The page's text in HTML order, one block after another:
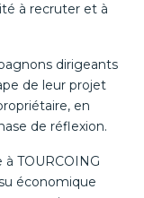
à recruter et à
dirigeants
de leur projet
en
de réflexion.
TOURCOING
économique